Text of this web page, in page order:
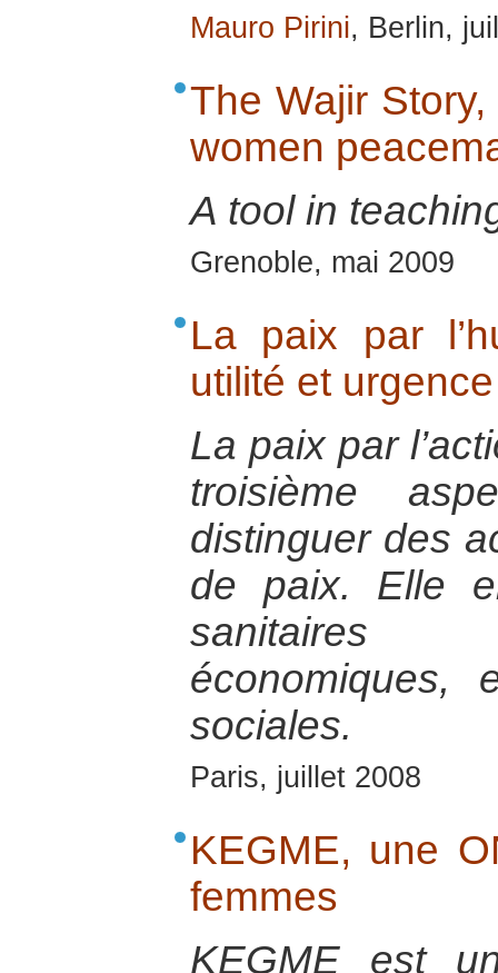
Mauro Pirini, Berlin,
The Wajir
women
A tool in
Grenoble, mai 2009
La paix par
utilité et urgence
La paix par
troisième
distinguer des
de paix. Elle
sanitaires
économiques,
sociales.
Paris, juillet 2008
KEGME, une
femmes
KEGME est